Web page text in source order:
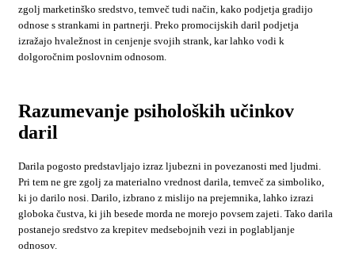
zgolj marketinško sredstvo, temveč tudi način, kako podjetja gradijo
odnose s strankami in partnerji. Preko promocijskih daril podjetja
izražajo hvaležnost in cenjenje svojih strank, kar lahko vodi k
dolgoročnim poslovnim odnosom.
Razumevanje psiholoških učinkov
daril
Darila pogosto predstavljajo izraz ljubezni in povezanosti med ljudmi.
Pri tem ne gre zgolj za materialno vrednost darila, temveč za simboliko,
ki jo darilo nosi. Darilo, izbrano z mislijo na prejemnika, lahko izrazi
globoka čustva, ki jih besede morda ne morejo povsem zajeti. Tako darila
postanejo sredstvo za krepitev medsebojnih vezi in poglabljanje
odnosov.